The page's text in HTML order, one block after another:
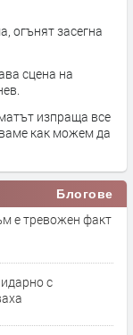
огънят засегна
сцена на
изпраща все
как можем да
Блогове
е тревожен факт
с